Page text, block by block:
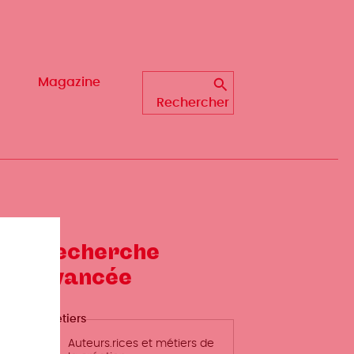
Magazine
Rechercher
Magazine
Rechercher
Recherche
avancée
Métiers
Auteurs.rices et métiers de